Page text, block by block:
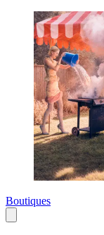
Boutiques